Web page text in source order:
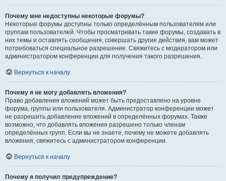
Почему мне недоступны некоторые форумы?
Некоторые форумы доступны только определённым пользователям или
группам пользователей. Чтобы просматривать такие форумы, создавать в
них темы и оставлять сообщения, совершать другие действия, вам может
потребоваться специальное разрешение. Свяжитесь с модератором или
администратором конференции для получения такого разрешения.
Вернуться к началу
Почему я не могу добавлять вложения?
Право добавления вложений может быть предоставлено на уровне
форума, группы или пользователя. Администратор конференции может
не разрешить добавление вложений в определённых форумах. Также
возможно, что добавлять вложения разрешено только членам
определённых групп. Если вы не знаете, почему не можете добавлять
вложения, свяжитесь с администратором конференции.
Вернуться к началу
Почему я получил предупреждение?